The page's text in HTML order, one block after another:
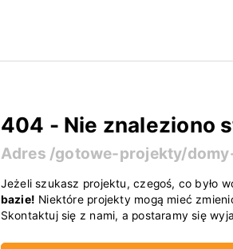
404 - Nie znaleziono
Adres /gotowe-projekty/
Jeżeli szukasz projektu, czegoś, co było
bazie! Niektóre projekty mogą mieć
Skontaktuj się z nami, a postaramy się